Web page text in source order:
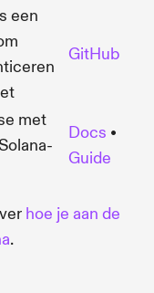
een
GitHub
met
Docs •
Guide
hoe je aan de
.